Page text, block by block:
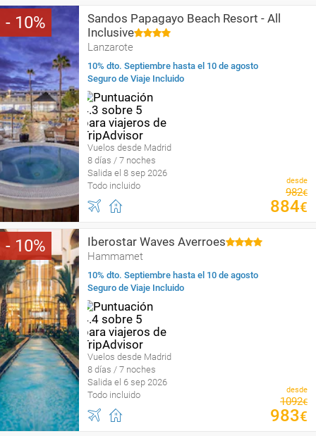
10
Sandos Papagayo Beach Resort - All
Inclusive
Lanzarote
10% dto. Septiembre hasta el 10 de agosto
Seguro de Viaje Incluido
Vuelos desde Madrid
8 días / 7 noches
Salida el 8 sep 2026
Todo incluido
desde
982€
884€
10 Iberostar Waves Averroes
Hammamet
10% dto. Septiembre hasta el 10 de agosto
Seguro de Viaje Incluido
Vuelos desde Madrid
8 días / 7 noches
Salida el 6 sep 2026
Todo incluido
desde
1092€
983€